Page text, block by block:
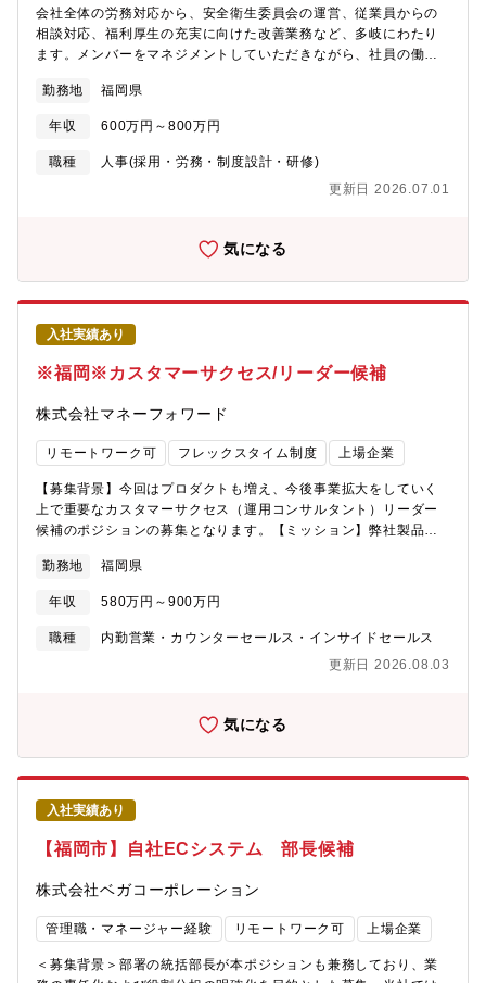
て、外観検査装置開発の基礎をしっかり身につけていただきま
す。その後は、ご自身の志向や強みに合わせて、柔軟にキャリア
を選択できます。・検査アルゴリズムや技術研究、商品開発の技
学エンジニア・顧客提案や要件定義を担う技術営業エージェン
を担う【入社後のフォロー】安心して技術を習得しながら、自分
の強みや適性に合わせて成長できる環境です。・基本スキル習得
開発・テストからスタートし、段階的に現場やお客様対応に携わ
に活躍頂けます・希望や適性に合わせて担当業務を調整し、無理
なくステップアップできるよう配慮します。【配属部署につい
て】デジタルエンジニアリング部 FA福岡開発グループ20年以上に
わたり、電子部品メーカーなど日本の製造業に向けて外観検査装
置を自社開発・導入してきました。社内には、画像処理／光学／
機械／制御／組立／現地立ち上げ、と幅広い専門家がおり、装置
づくりのすべてが社内で完結します。技術者同士が近く、困った
ときに相談できる環境と、若手の意見も製品に反映しやすい開発
文化が強みです。【部署で利用している言語】C++（Visual
C++）、Python【部署で利用している環境・ツール】画像処理・
光学・制御の3領域を横断するスキルを習得できる環境です。画像
処理ライブラリ：VisualStudio、MIL・HALCONその他ツール：
SVN、ColipotPLC：三菱 / キーエンス / 横河オフライン装置テス
ト環境（仮想装置ツールを使った動作確認がPC内で可能）【出張
頻度】月0～2回程度【在宅頻度】入社後の立ち上がり期間は出社
ポートなしでもスムーズに業務を進められるようになった段階
会社全体の労務対応から、安全衛生委員会の運営、従業員からの
相談対応、福利厚生の充実に向けた改善業務など、多岐にわたり
ます。メンバーをマネジメントしていただきながら、社員の働き
具体的には＞■メンバーマネジメント■会社全体の労務対応・入退
社の手続き・勤怠管理・給与計算・年末調整・社会保険手続き・
就業規則の改定・労務相談対応・統合報告書の対応＜チームの雰
囲気＞従業員からどんなことでも気軽に相談しやすいグループを
ます。人数が少ない部署なので、情報の共有やチームワークを大
らの仕事を作り、取り組んでいける方◎コミュニケーション能力
があり、周りと協調して業務を進めることができる方◎若いベン
チャー企業で働くことを楽しみながら、自己成長に繋げられる方
◎社会の動き、法改正、他社の動向などの情報に常にアンテナを
立てられる方
勤務地 福岡県
年収 600万円～800万円
職種
人事(採用・労務・制度設計・研修)
更新日 2026.07.01
気になる
入社実績あり
※福岡※カスタマーサクセス/リーダー候補
株式会社マネーフォワード
リモートワーク可 フレックスタイム制度 上場企業
【募集背景】今回はプロダクトも増え、今後事業拡大をしていく
上で重要なカスタマーサクセス（運用コンサルタント）リーダー
候補のポジションの募集となります。【ミッション】弊社製品を
ロダクト価値を最大限に引き出し、継続的な価値提供と解約阻止
を実現することが主なミッションです。様々な規模の顧客に寄り
添い、社内外のステークホルダーを巻き込みながら本質的な課題
解決に向き合うことができるのが本ポジションの魅力です。な
率）の向上に寄与いただくなどカスタマーサクセスとして事業へ
営・業務設計・オペレーション改善などの組織づくり全般にも貢
献いただきます。【業務内容】経理財務プロダクトの運用コンサ
ルティングチームに所属し、ご利用中の製品をうまく運用できて
いない顧客や継続利用を迷っている顧客、業務効率化を検討して
いる顧客などに対して運用支援を行います。例えば新機能や便利
機能などの製品価値を訴求するなど、顧客が最大限に製品を運用
できるようサポートします。※自社のパートナー企業に一部施策
を委託するケースもあります。【顧客支援事例】通常事例（１）
導入した製品の継続利用を迷われている顧客に対して、業務課題
を丁寧にヒアリングし、改善提案を行います。新機能の活用方法
を紹介したり、製品の利用状況データをグラフ化した「活用診断
レポート」を活用することで、業務効率化の具体的な支援を実
施。製品のご利用状況に課題のあるお客様に対して、継続利用に
勤務地 福岡県
年収 580万円～900万円
職種
内勤営業・カウンターセールス・インサイドセールス
更新日 2026.08.03
気になる
入社実績あり
【福岡市】自社ECシステム 部長候補
株式会社ベガコーポレーション
管理職・マネージャー経験 リモートワーク可 上場企業
＜募集背景＞部署の統括部長が本ポジションも兼務しており、業